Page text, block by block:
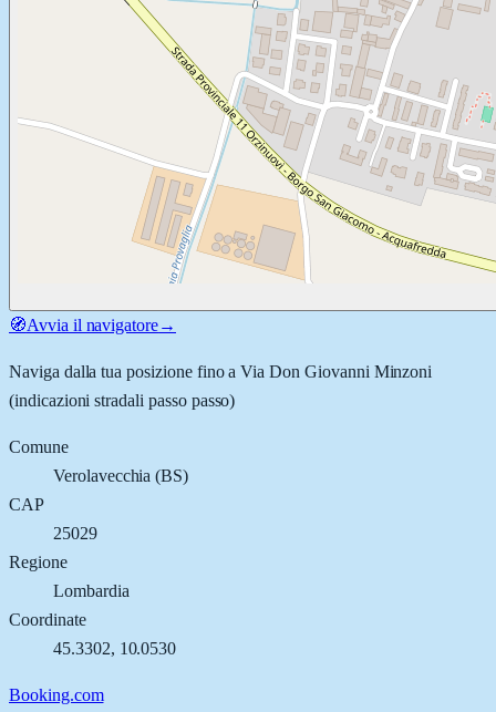
🧭Avvia il navigatore→
Naviga dalla tua posizione fino aVia Don Giovanni Minzoni
(indicazioni stradali passo passo)
Comune
Verolavecchia (BS)
CAP
25029
Regione
Lombardia
Coordinate
45.3302, 10.0530
Booking.com